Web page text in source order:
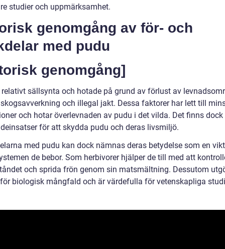
studier och uppmärksamhet.
genomgång av för- och
med pudu
genomgång]
relativt sällsynta och hotade på grund av förlust av
och illegal jakt. Dessa faktorer har lett till
och hotar överlevnaden av pudu i det vilda. Det finns dock
för att skydda pudu och deras livsmiljö.
med pudu kan dock nämnas deras betydelse som en
de bebor. Som herbivorer hjälper de till med att
och sprida frön genom sin matsmältning. Dessutom
biologisk mångfald och är värdefulla för vetenskapliga